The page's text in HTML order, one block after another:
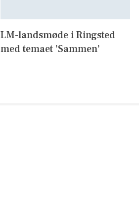
LM-landsmøde i Ringsted
med temaet ’Sammen’